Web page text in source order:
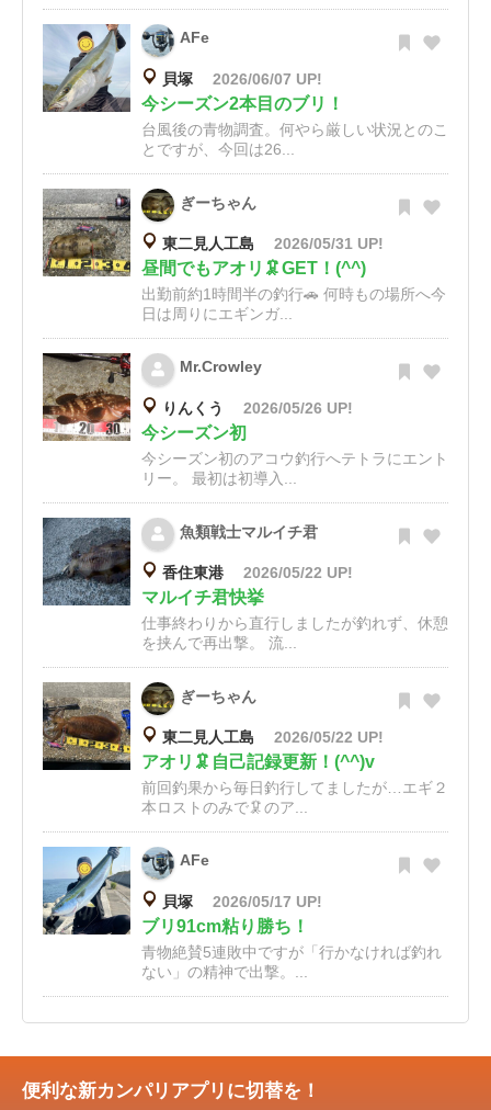
AFe
貝塚 2026/06/07 UP!
今シーズン2本目のブリ！
台風後の青物調査。何やら厳しい状況とのこ
とですが、今回は26...
ぎーちゃん
東二見人工島 2026/05/31 UP!
昼間でもアオリ🦑GET！(^^)
出勤前約1時間半の釣行🚗 何時もの場所へ今
日は周りにエギンガ...
Mr.Crowley
りんくう 2026/05/26 UP!
今シーズン初
今シーズン初のアコウ釣行へテトラにエント
リー。 最初は初導入...
魚類戦士マルイチ君
香住東港 2026/05/22 UP!
マルイチ君快挙
仕事終わりから直行しましたが釣れず、休憩
を挟んで再出撃。 流...
ぎーちゃん
東二見人工島 2026/05/22 UP!
アオリ🦑自己記録更新！(^^)v
前回釣果から毎日釣行してましたが…エギ２
本ロストのみで🦑のア...
AFe
貝塚 2026/05/17 UP!
ブリ91cm粘り勝ち！
青物絶賛5連敗中ですが「行かなければ釣れ
ない」の精神で出撃。...
便利な新カンパリアプリに切替を！